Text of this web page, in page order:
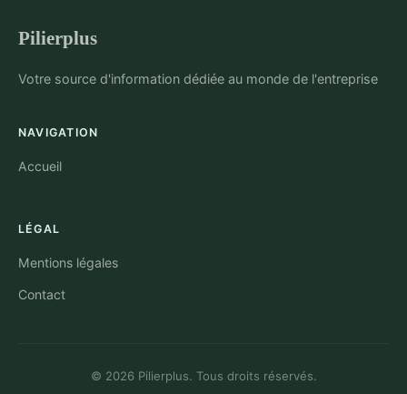
Pilierplus
Votre source d'information dédiée au monde de l'entreprise
NAVIGATION
Accueil
LÉGAL
Mentions légales
Contact
© 2026 Pilierplus. Tous droits réservés.